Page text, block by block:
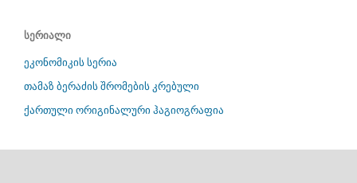
სერიალი
ეკონომიკის სერია
თამაზ ბერაძის შრომების კრებული
ქართული ორიგინალური ჰაგიოგრაფია